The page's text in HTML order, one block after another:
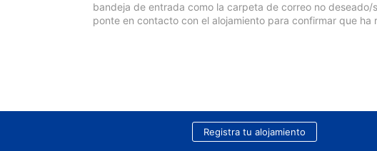
bandeja de entrada como la carpeta de correo no
ponte en contacto con el alojamiento para confirmar que ha
Registra tu alojamiento